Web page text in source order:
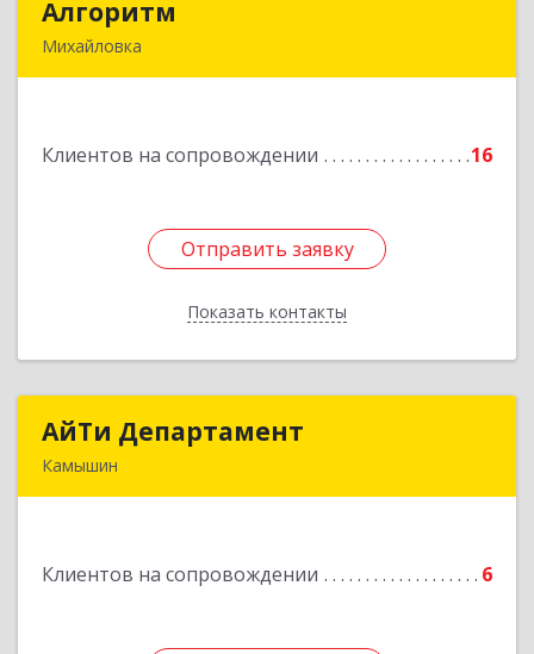
Алгоритм
Михайловка
Клиентов на сопровождении 16
Отправить заявку
Показать контакты
Отправить заявку
Назад
АйТи Департамент
Камышин
Клиентов на сопровождении 6
АйТи Департамент
Подробнее